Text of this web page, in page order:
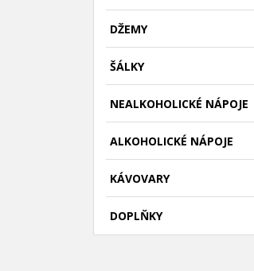
DŽEMY
ŠÁLKY
NEALKOHOLICKÉ NÁPOJE
ALKOHOLICKÉ NÁPOJE
KÁVOVARY
DOPLŇKY